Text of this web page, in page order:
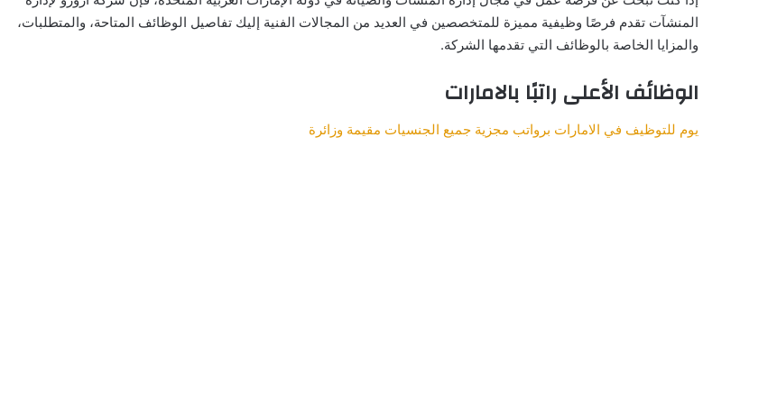
المنشآت تقدم فرصًا وظيفية مميزة للمتخصصين في العديد من المجالات الفنية إليك تفاصيل الوظائف المتاحة، والمتطلبات،
والمزايا الخاصة بالوظائف التي تقدمها الشركة.
الوظائف الأعلى راتبًا بالامارات
يوم للتوظيف في الامارات برواتب مجزية جميع الجنسيات مقيمة وزائرة